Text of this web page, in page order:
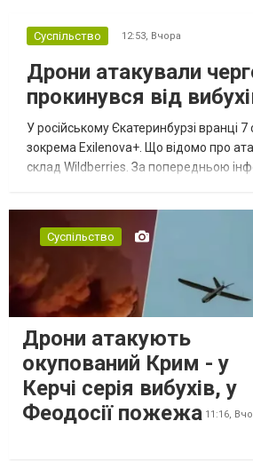
Суспільство 12:53, Вчора
Дрони атакували
прокинувся від
У російському Єкатеринбурзі вранці
зокрема Exilenova+. Що відомо про
склад Wildberries. За попередньою
Суспільство
Дрони атакують
окупований Крим - у
Керчі серія вибухів, у
Феодосії пожежа 11:16,